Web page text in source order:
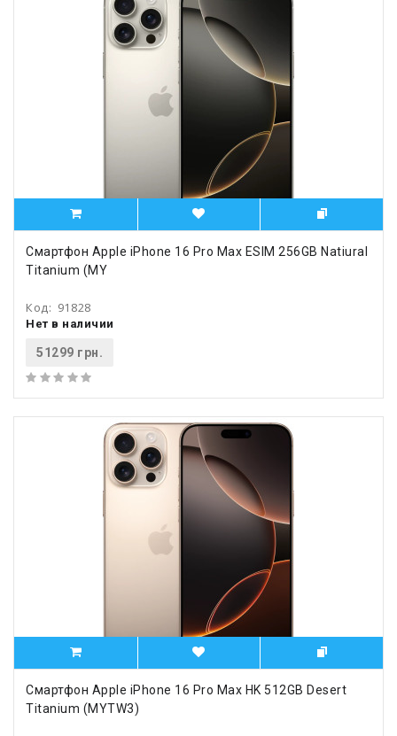
Смартфон Apple iPhone 16 Pro Max ESIM 256GB Natiural
Titanium (MY
Код: 91828
Нет в наличии
51299 грн.
Смартфон Apple iPhone 16 Pro Max HK 512GB Desert
Titanium (MYTW3)